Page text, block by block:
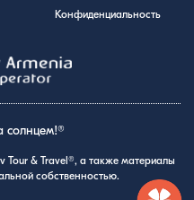
Конфиденциальность
солнцем!®
Tour & Travel®, а также материалы
собственностью.